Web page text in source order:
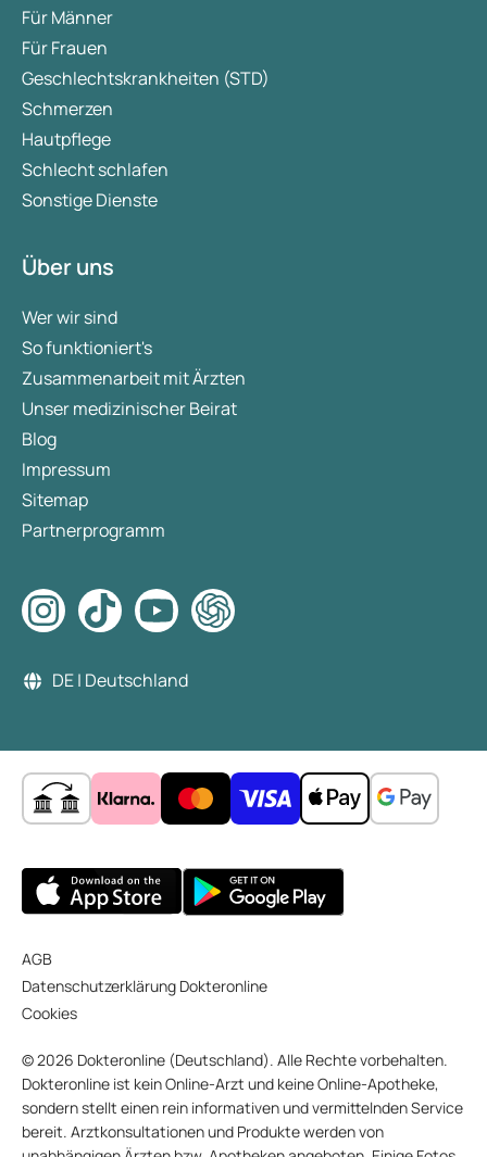
Für Männer
Für Frauen
Geschlechtskrankheiten (STD)
Schmerzen
Hautpflege
Schlecht schlafen
Sonstige Dienste
Über uns
Wer wir sind
So funktioniert's
Zusammenarbeit mit Ärzten
Unser medizinischer Beirat
Blog
Impressum
Sitemap
Partnerprogramm
DE | Deutschland
AGB
Datenschutzerklärung Dokteronline
Cookies
© 2026 Dokteronline (Deutschland). Alle Rechte vorbehalten.
Dokteronline ist kein Online-Arzt und keine Online-Apotheke,
sondern stellt einen rein informativen und vermittelnden Service
bereit. Arztkonsultationen und Produkte werden von